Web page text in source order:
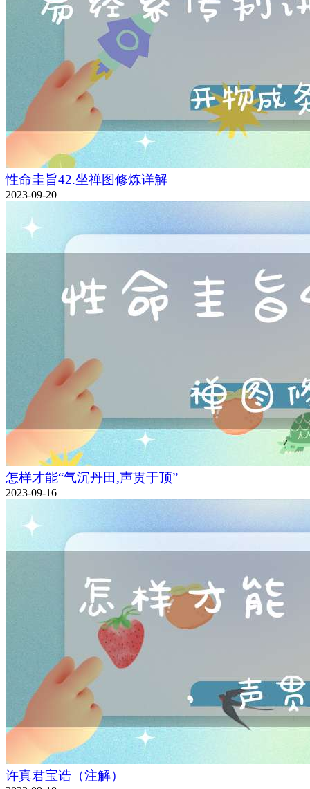
性命圭旨42.坐禅图修炼详解
2023-09-20
怎样才能“气沉丹田,声贯于顶”
2023-09-16
许真君宝诰（注解）